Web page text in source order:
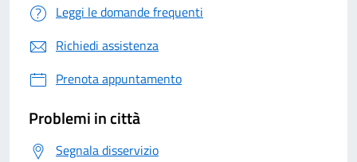
Leggi le domande frequenti
Richiedi assistenza
Prenota appuntamento
Problemi in città
Segnala disservizio